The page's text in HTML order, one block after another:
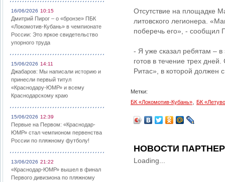
16/06/2026 10:15
Дмитрий Пирог – о «бронзе» ПБК
«Локомотив-Кубань» в чемпионате
России: Это яркое свидетельство
упорного труда
15/06/2026 14:11
Джабаров: Мы написали историю и
принесли первый титул
«Краснодару-ЮМР» и всему
Краснодарскому краю
15/06/2026 12:39
Первые на Первом: «Краснодар-
ЮМР» стал чемпионом первенства
России по пляжному футболу!
13/06/2026 21:22
«Краснодар-ЮМР» вышел в финал
Первого дивизиона по пляжному
Отсутствие на площадке
литовского легионера.
поберечь его», - сообщил
- Я уже сказал ребятам –
готов в течение трех
Ритас», в которой должен
Метки:
БК «Локомотив-Кубань»
БК
НОВОСТИ
Loading...